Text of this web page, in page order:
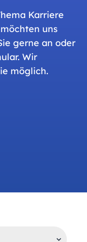
Karriere
uns
gerne an oder
Wir
möglich.